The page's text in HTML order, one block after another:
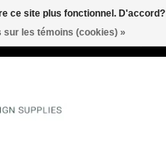
ce site plus fonctionnel. D'accord?
sur les témoins (cookies) »